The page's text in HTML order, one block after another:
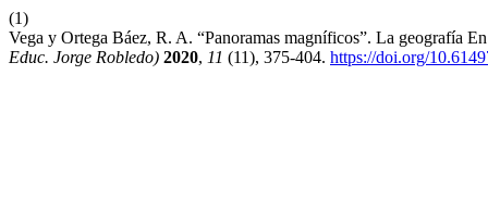
(1)
Vega y Ortega Báez, R. A. “Panoramas magníficos”. La geografía
Educ. Jorge Robledo) 2020, 11 (11), 375-404. https://doi.org/